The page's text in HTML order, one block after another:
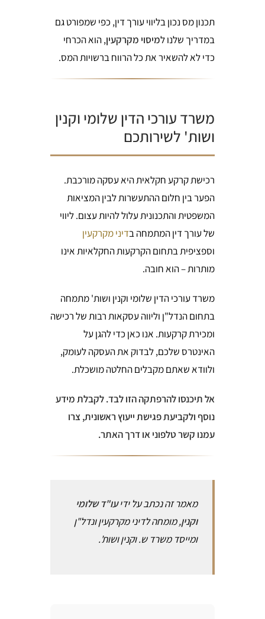
תכנון מס נכון בליווי עורך דין, כפי שמפורט גם
במדריך שלנו למיסוי מקרקעין, הוא הכרחי
כדי לא להשאיר את כל הרווח ברשויות המס.
משרד עורכי הדין שלומי וקנין
ושות' לשירותכם
רכישת קרקע חקלאית היא עסקה מורכבת.
הפער בין חלום ההתעשרות לבין המציאות
המשפטית והתכנונית עלול להיות עצום. ליווי
של עורך דין המתמחה בדיני מקרקעין
וספציפית בתחום הקרקעות החקלאיות אינו
מותרות – הוא חובה.
משרד עורכי הדין שלומי וקנין ושות' מתמחה
בתחום הנדל"ן וליווה עסקאות רבות של רכישה
ומכירת קרקעות. אנו כאן כדי להגן על
האינטרס שלכם, לבדוק את העסקה לעומק,
ולוודא שאתם מקבלים החלטה מושכלת.
אל תיכנסו להרפתקה הזו לבד. לקבלת מידע
נוסף ולקביעת פגישת ייעוץ ראשונית, צרו
עמנו קשר טלפוני או דרך האתר.
מאמר זה נכתב על ידיעו"ד שלומי
וקנין, מומחה לדיני מקרקעין ונדל"ן
ומייסד משרד ש. וקנין ושות'.